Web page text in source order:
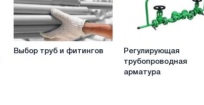
которых
чугунные
трубы
—
единственно
правильный
Выбор
Выбор труб и фитингов
Регулирующая
трубопроводная
арматура
Регулирующая
трубопроводная
арматура